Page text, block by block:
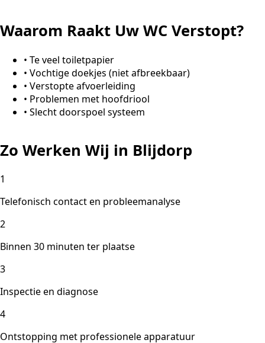
Waarom Raakt Uw WC Verstopt?
• Te veel toiletpapier
• Vochtige doekjes (niet afbreekbaar)
• Verstopte afvoerleiding
• Problemen met hoofdriool
• Slecht doorspoel systeem
Zo Werken Wij in Blijdorp
1
Telefonisch contact en probleemanalyse
2
Binnen 30 minuten ter plaatse
3
Inspectie en diagnose
4
Ontstopping met professionele apparatuur